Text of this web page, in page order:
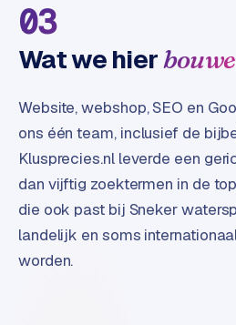
o
o
n
n
n
t
e
r
u
03
Wat we hier
Website, webshop, SEO en
ons één team, inclusief de
Klusprecies.nl leverde een
dan vijftig zoektermen in de
die ook past bij Sneker
landelijk en soms
worden.